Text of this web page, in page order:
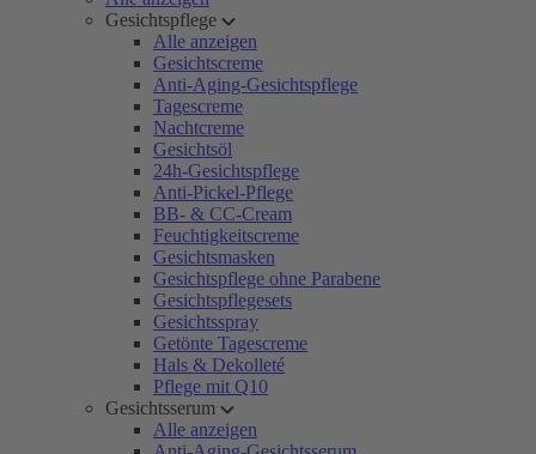
Gesichtspflege
Alle anzeigen
Gesichtscreme
Anti-Aging-Gesichtspflege
Tagescreme
Nachtcreme
Gesichtsöl
24h-Gesichtspflege
Anti-Pickel-Pflege
BB- & CC-Cream
Feuchtigkeitscreme
Gesichtsmasken
Gesichtspflege ohne Parabene
Gesichtspflegesets
Gesichtsspray
Getönte Tagescreme
Hals & Dekolleté
Pflege mit Q10
Gesichtsserum
Alle anzeigen